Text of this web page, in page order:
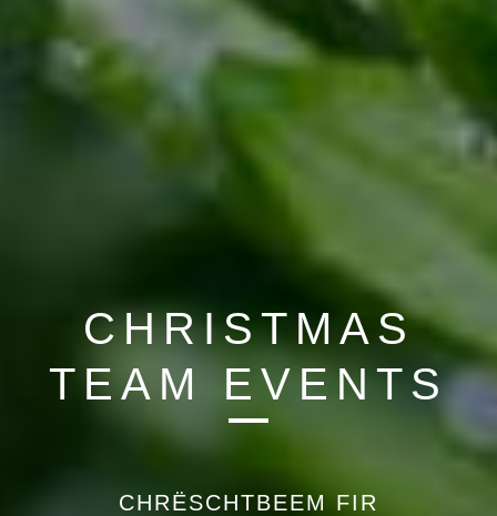
CHRISTMAS
TEAM EVENTS
CHRËSCHTBEEM FIR